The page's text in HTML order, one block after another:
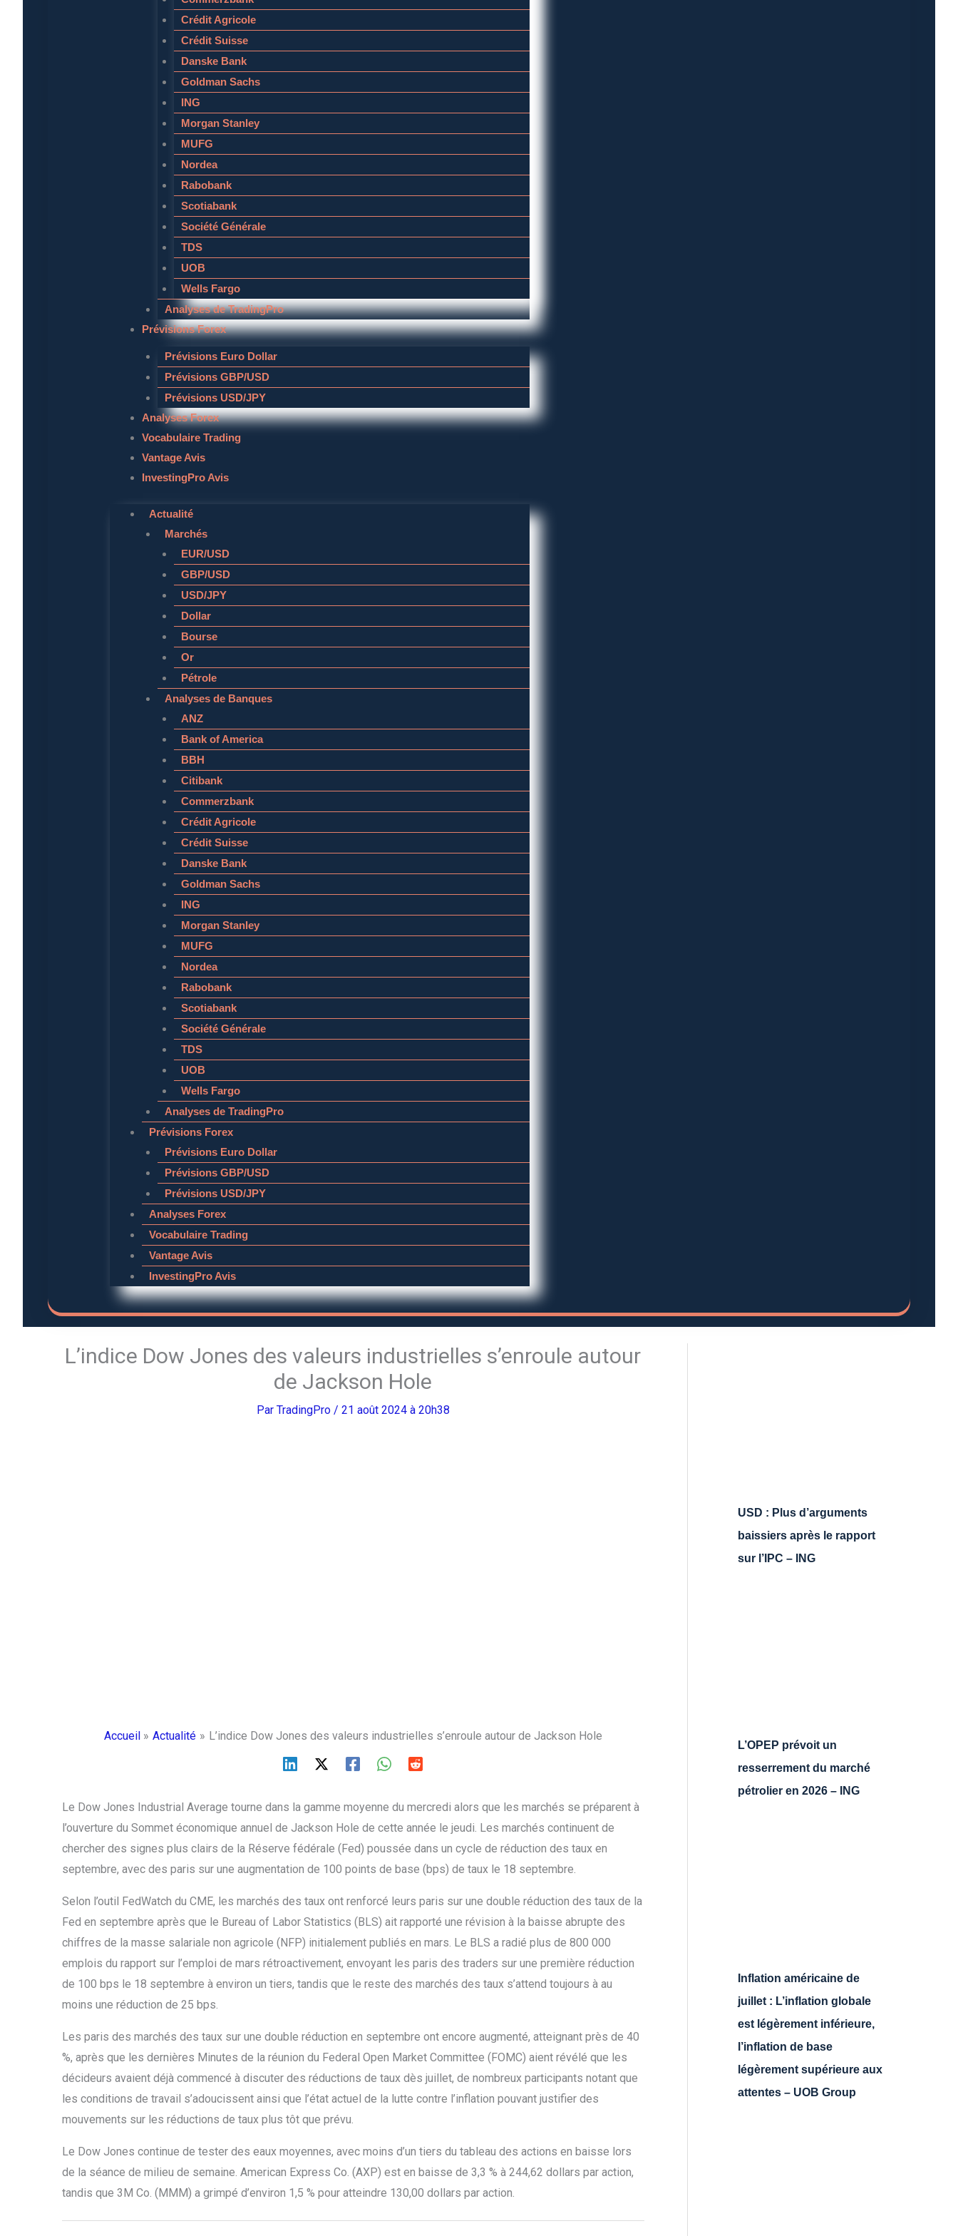
Crédit Agricole
Crédit Suisse
Danske Bank
Goldman Sachs
ING
Morgan Stanley
MUFG
Nordea
Rabobank
Scotiabank
Société Générale
TDS
UOB
Wells Fargo
Analyses de TradingPro
Prévisions Forex
Prévisions Euro Dollar
Prévisions GBP/USD
Prévisions USD/JPY
Analyses Forex
Vocabulaire Trading
Vantage Avis
InvestingPro Avis
Actualité
Marchés
EUR/USD
GBP/USD
USD/JPY
Dollar
Bourse
Or
Pétrole
Analyses de Banques
ANZ
Bank of America
BBH
Citibank
Commerzbank
Crédit Agricole
Crédit Suisse
Danske Bank
Goldman Sachs
ING
Morgan Stanley
MUFG
Nordea
Rabobank
Scotiabank
Société Générale
TDS
UOB
Wells Fargo
Analyses de TradingPro
Prévisions Forex
Prévisions Euro Dollar
Prévisions GBP/USD
Prévisions USD/JPY
Analyses Forex
Vocabulaire Trading
Vantage Avis
InvestingPro Avis
L’indice Dow Jones des valeurs industrielles s’enroule autour
de Jackson Hole
Par TradingPro / 21 août 2024 à 20h38
Accueil Actualité L’indice Dow Jones des valeurs industrielles s’enroule autour de Jackson Hole
Le Dow Jones Industrial Average tourne dans la gamme moyenne du mercredi alors que les marchés se préparent à
l’ouverture du Sommet économique annuel de Jackson Hole de cette année le jeudi. Les marchés continuent de
chercher des signes plus clairs de la Réserve fédérale (Fed) poussée dans un cycle de réduction des taux en
septembre, avec des paris sur une augmentation de 100 points de base (bps) de taux le 18 septembre.
Selon l’outil FedWatch du CME, les marchés des taux ont renforcé leurs paris sur une double réduction des taux de la
Fed en septembre après que le Bureau of Labor Statistics (BLS) ait rapporté une révision à la baisse abrupte des
chiffres de la masse salariale non agricole (NFP) initialement publiés en mars. Le BLS a radié plus de 800 000
emplois du rapport sur l’emploi de mars rétroactivement, envoyant les paris des traders sur une première réduction
de 100 bps le 18 septembre à environ un tiers, tandis que le reste des marchés des taux s’attend toujours à au
moins une réduction de 25 bps.
Les paris des marchés des taux sur une double réduction en septembre ont encore augmenté, atteignant près de 40
%, après que les dernières Minutes de la réunion du Federal Open Market Committee (FOMC) aient révélé que les
décideurs avaient déjà commencé à discuter des réductions de taux dès juillet, de nombreux participants notant que
les conditions de travail s’adoucissent ainsi que l’état actuel de la lutte contre l’inflation pouvant justifier des
mouvements sur les réductions de taux plus tôt que prévu.
Le Dow Jones continue de tester des eaux moyennes, avec moins d’un tiers du tableau des actions en baisse lors
de la séance de milieu de semaine. American Express Co. (AXP) est en baisse de 3,3 % à 244,62 dollars par action,
tandis que 3M Co. (MMM) a grimpé d’environ 1,5 % pour atteindre 130,00 dollars par action.
USD : Plus d’arguments
baissiers après le rapport
sur l’IPC – ING
L’OPEP prévoit un
resserrement du marché
pétrolier en 2026 – ING
Inflation américaine de
juillet : L’inflation globale
est légèrement inférieure,
l’inflation de base
légèrement supérieure aux
attentes – UOB Group